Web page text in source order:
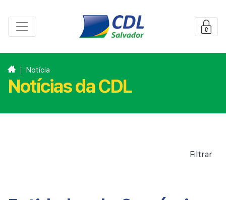
Notícia
Notícias da CDL
Filtrar